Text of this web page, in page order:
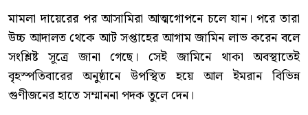
মামলা দায়েরের পর আসামিরা আত্মগোপনে চলে যান। পরে তারা
উচ্চ আদালত থেকে আট সপ্তাহের আগাম জামিন লাভ করেন বলে
সংশ্লিষ্ট সূত্রে জানা গেছে। সেই জামিনে থাকা অবস্থাতেই
বৃহস্পতিবারের অনুষ্ঠানে উপস্থিত হয়ে আল ইমরান বিভিন্ন
গুণীজনের হাতে সম্মাননা পদক তুলে দেন।